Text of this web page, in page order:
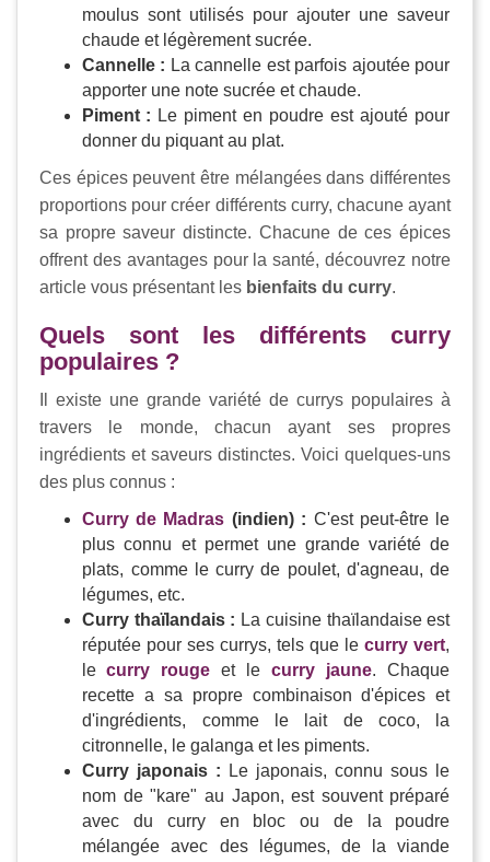
moulus sont utilisés pour ajouter une saveur
chaude et légèrement sucrée.
Cannelle : La cannelle est parfois ajoutée pour
apporter une note sucrée et chaude.
Piment : Le piment en poudre est ajouté pour
donner du piquant au plat.
Ces épices peuvent être mélangées dans différentes
proportions pour créer différents curry, chacune ayant
sa propre saveur distincte. Chacune de ces épices
offrent des avantages pour la santé, découvrez notre
article vous présentant les bienfaits du curry.
Quels sont les différents curry
populaires ?
Il existe une grande variété de currys populaires à
travers le monde, chacun ayant ses propres
ingrédients et saveurs distinctes. Voici quelques-uns
des plus connus :
Curry de Madras (indien) : C'est peut-être le
plus connu et permet une grande variété de
plats, comme le curry de poulet, d'agneau, de
légumes, etc.
Curry thaïlandais : La cuisine thaïlandaise est
réputée pour ses currys, tels que lecurry vert,
lecurry rouge et lecurry jaune. Chaque
recette a sa propre combinaison d'épices et
d'ingrédients, comme le lait de coco, la
citronnelle, le galanga et les piments.
Curry japonais : Le japonais, connu sous le
nom de "kare" au Japon, est souvent préparé
avec du curry en bloc ou de la poudre
mélangée avec des légumes, de la viande